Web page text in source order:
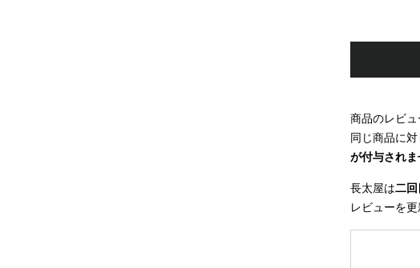
商品のレビュ
同じ商品に
が付与されま
長太屋は二回
レビューを